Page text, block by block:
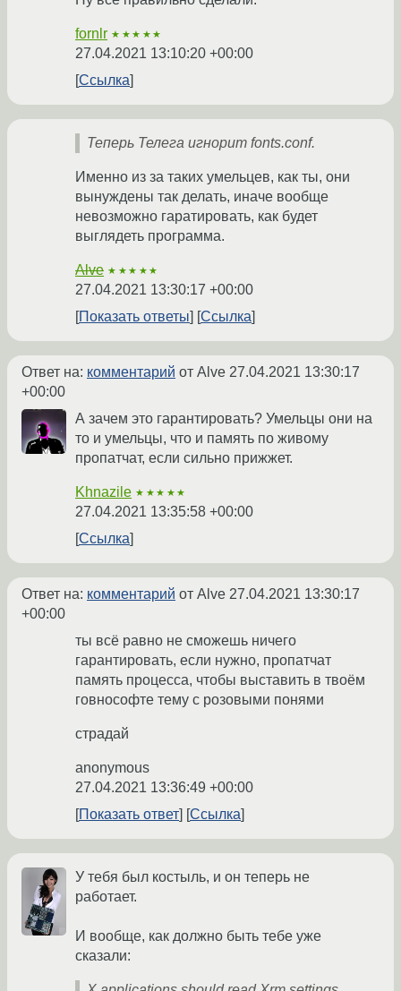
fornlr ★★★★★
27.04.2021 13:10:20 +00:00
Ссылка
Теперь Телега игнорит fonts.conf.
Именно из за таких умельцев, как ты, они
вынуждены так делать, иначе вообще
невозможно гаратировать, как будет
выглядеть программа.
Alve ★★★★★
27.04.2021 13:30:17 +00:00
Показать ответы
Ссылка
Ответ на: комментарий от Alve 27.04.2021 13:30:17
+00:00
А зачем это гарантировать? Умельцы они на
то и умельцы, что и память по живому
пропатчат, если сильно прижжет.
Khnazile ★★★★★
27.04.2021 13:35:58 +00:00
Ссылка
Ответ на: комментарий от Alve 27.04.2021 13:30:17
+00:00
ты всё равно не сможешь ничего
гарантировать, если нужно, пропатчат
память процесса, чтобы выставить в твоём
говнософте тему с розовыми понями
страдай
anonymous
27.04.2021 13:36:49 +00:00
Показать ответ
Ссылка
У тебя был костыль, и он теперь не
работает.
И вообще, как должно быть тебе уже
сказали: